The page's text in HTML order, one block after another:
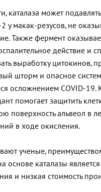
каталаза может
2 у макак-резусов, не
Также фермент
действие и
выработку цитокинов,
шторм и опасное
осложнением COVID-19.
помогает защитить
поверхность альвеол в
в ходе окисления.
ученые,
основе каталазы
и низкая стоимость